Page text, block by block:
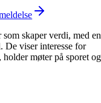
skaper verdi, med en
viser interesse for
møter på sporet og